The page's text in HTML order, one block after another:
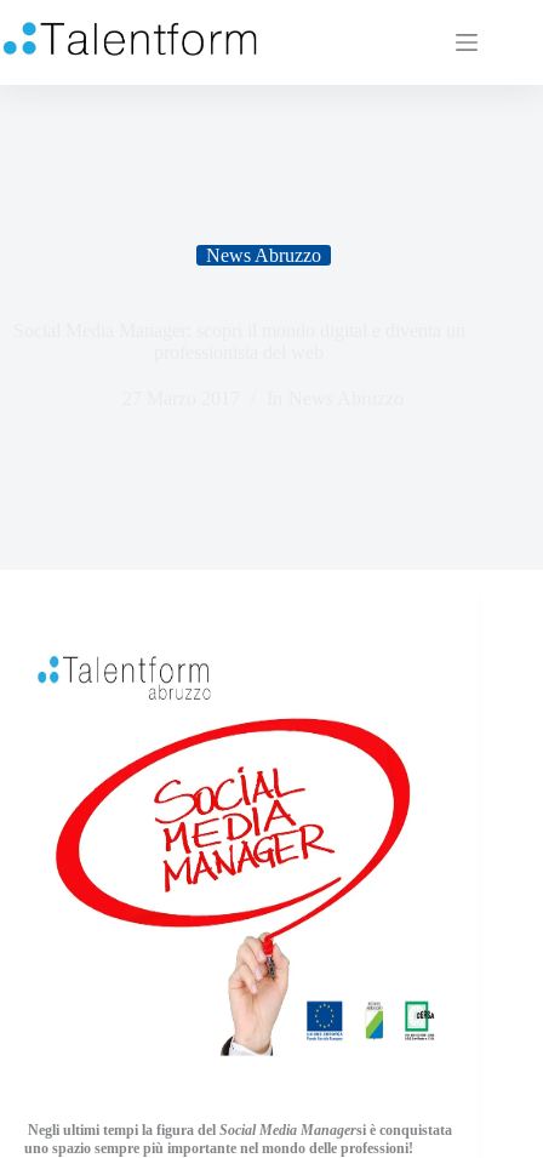
News Abruzzo
Negli ultimi tempi la figura del Social Media Managersi è conquistata
uno spazio sempre più importante nel mondo delle professioni!